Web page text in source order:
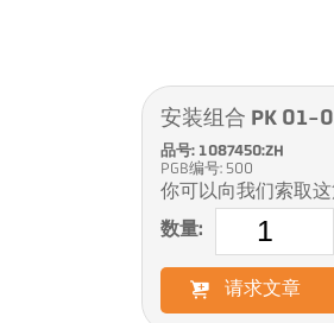
安装组合 PK 01-
品号: 1087450:ZH
PGB编号: 500
你可以向我们索取
数量:
请求文章